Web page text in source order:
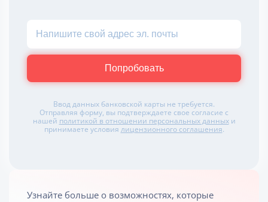
Попробовать
Ввод данных банковской карты не требуется.
Отправляя форму, вы подтверждаете свое согласие с
нашей политикой в отношении персональных данныхи
принимаете условия лицензионного соглашения.
Узнайте больше о возможностях, которые